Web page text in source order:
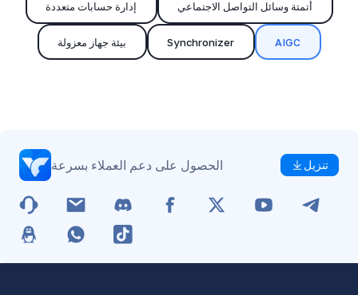
إدارة حسابات متعددة أتمتة وسائل التواصل الاجتماعي
بيئة جهاز معزولة Synchronizer AIGC
الحصول على دعم العملاء بسرعة تنزيل